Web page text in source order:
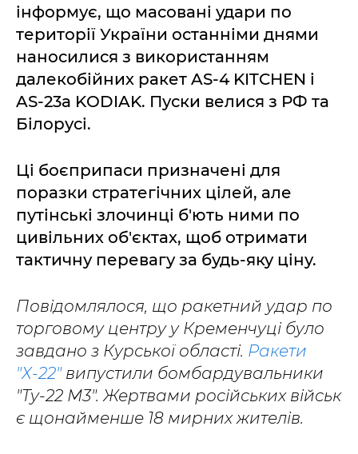
інформує, що масовані удари по
території України останніми днями
наносилися з використанням
далекобійних ракет AS-4 KITCHEN і
AS-23a KODIAK. Пуски велися з РФ та
Білорусі.
Ці боєприпаси призначені для
поразки стратегічних цілей, але
путінські злочинці б'ють ними по
цивільних об'єктах, щоб отримати
тактичну перевагу за будь-яку ціну.
Повідомлялося, що ракетний удар по
торговому центру у Кременчуці було
завдано з Курської області. Ракети
"Х-22" випустили бомбардувальники
"Ту-22 М3". Жертвами російських військ
є щонайменше 18 мирних жителів.